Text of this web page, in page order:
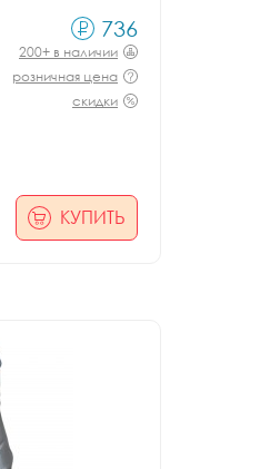
736
200+ в наличии
розничная цена
скидки
КУПИТЬ